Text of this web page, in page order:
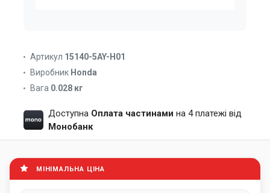
Артикул 15140-5AY-H01
Виробник Honda
Вага 0.028 кг
Доступна Оплата частинами на 4 платежі від
Монобанк
МІНІМАЛЬНА ЦІНА